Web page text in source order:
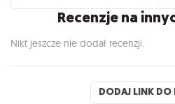
Recenzje na
Nikt jeszcze nie dodał recenzji.
DODAJ LINK DO